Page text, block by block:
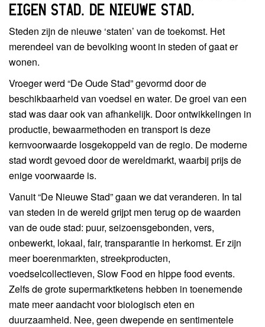
EIGEN STAD. DE NIEUWE STAD.
Steden zijn de nieuwe ‘staten’ van de toekomst. Het
merendeel van de bevolking woont in steden of gaat er
wonen.
Vroeger werd “De Oude Stad” gevormd door de
beschikbaarheid van voedsel en water. De groei van een
stad was daar ook van afhankelijk. Door ontwikkelingen in
productie, bewaarmethoden en transport is deze
kernvoorwaarde losgekoppeld van de regio. De moderne
stad wordt gevoed door de wereldmarkt, waarbij prijs de
enige voorwaarde is.
Vanuit “De Nieuwe Stad” gaan we dat veranderen. In tal
van steden in de wereld grijpt men terug op de waarden
van de oude stad: puur, seizoensgebonden, vers,
onbewerkt, lokaal, fair, transparantie in herkomst. Er zijn
meer boerenmarkten, streekproducten,
voedselcollectieven, Slow Food en hippe food events.
Zelfs de grote supermarktketens hebben in toenemende
mate meer aandacht voor biologisch eten en
duurzaamheid. Nee, geen dwepende en sentimentele